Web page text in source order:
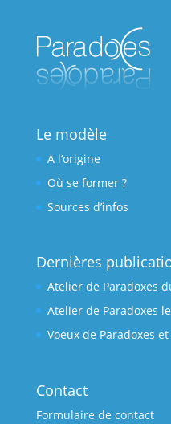
Le modèle
A l’origine
Où se former ?
Sources d’infos
Dernières
Atelier de Paradoxes
Atelier de Paradoxes
Voeux de Paradoxes
Contact
Formulaire de contact